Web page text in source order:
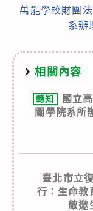
萬能學校財團
系辦
相關內容
轉知
國立
關學院系所
臺北市立
行：生命教
敬邀